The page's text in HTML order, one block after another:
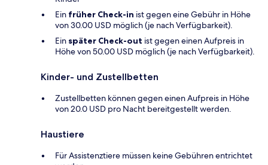
Ein früher Check-in ist gegen eine Gebühr in Höhe
von 30.00 USD möglich (je nach Verfügbarkeit).
Ein später Check-out ist gegen einen Aufpreis in
Höhe von 50.00 USD möglich (je nach Verfügbarkeit).
Kinder- und Zustellbetten
Zustellbetten können gegen einen Aufpreis in Höhe
von 20.0 USD pro Nacht bereitgestellt werden.
Haustiere
Für Assistenztiere müssen keine Gebühren entrichtet